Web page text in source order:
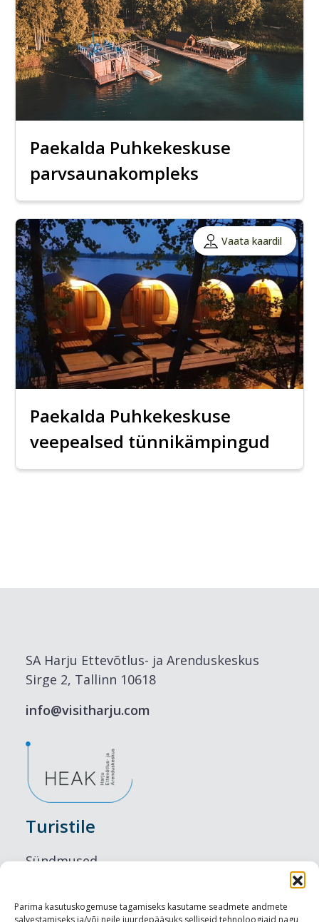
Parima kasutuskogemuse tagamiseks kasutame seadmete andmete
salvestamiseks ja/või neile juurdepääsuks selliseid tehnoloogiaid nagu
Paekalda Puhkekeskuse
parvsaunakompleks
Vaata kaardil
Paekalda Puhkekeskuse
veepealsed tünnikämpingud
SA Harju Ettevõtlus- ja Arenduskeskus
Sirge 2, Tallinn 10618
info@visitharju.com
Turistile
Sündmused